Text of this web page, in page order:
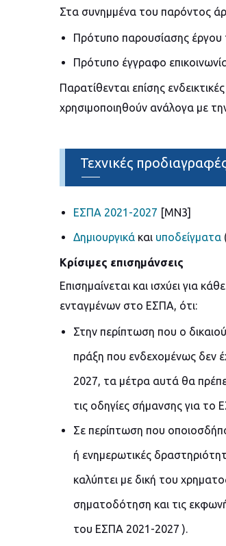
Στα συνημμένα του παρόντος
Πρότυπο παρουσίασης έργου
Πρότυπο έγγραφο
Παρατίθενται επίσης
χρησιμοποιηθούν ανάλογα με
Τεχνικές
ΕΣΠΑ 2021-2027 [ΜΝ3]
Δημιουργικά και υποδείγματα
Κρίσιμες επισημάνσεις
Επισημαίνεται και ισχύει για
ενταγμένων στο ΕΣΠΑ, ότι:
Στην περίπτωση που ο
πράξη που ενδεχομένως δεν
2027, τα μέτρα αυτά θα
τις οδηγίες σήμανσης για το
Σε περίπτωση που
ή ενημερωτικές
καλύπτει με δική του
σηματοδότηση και τις
του ΕΣΠΑ 2021-2027 ).